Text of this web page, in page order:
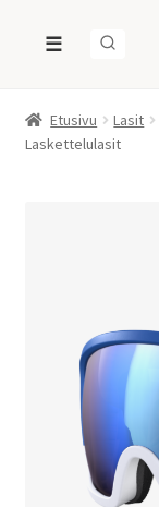
☰
Etusivu Lasit
Laskettelulasit